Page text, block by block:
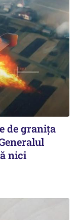
de granița
nici